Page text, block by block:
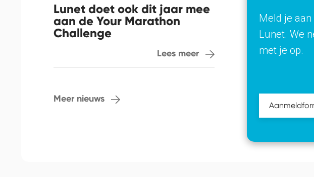
Lunet doet ook dit jaar mee
aan de Your Marathon
Challenge
Lees meer
Meer nieuws
Meld je
Lunet. We
met je op.